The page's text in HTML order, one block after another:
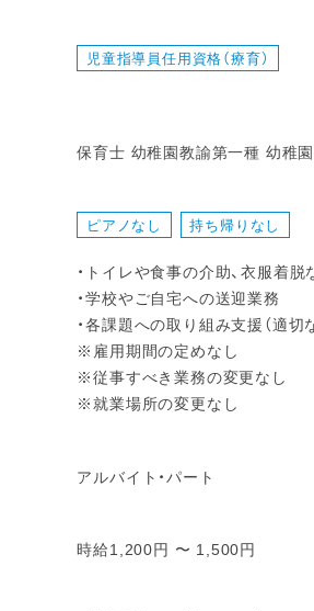
児童指導員任用資格（療育）
保育士 幼稚園教諭第一種 幼稚
ピアノなし 持ち帰りなし
・トイレや食事の介助、衣服着
・学校やご自宅への送迎業務
・各課題への取り組み支援（適
※雇用期間の定めなし
※従事すべき業務の変更なし
※就業場所の変更なし
アルバイト・パート
時給1,200円 〜 1,500円